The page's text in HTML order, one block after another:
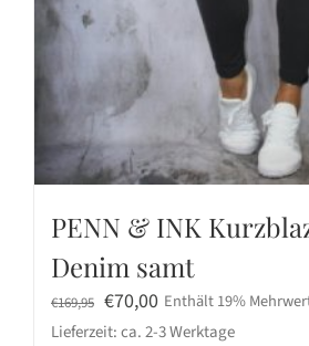
PENN & INK
Denim samt
€169,95 Ursprünglicher
Preis
€70,00Aktueller
Preis
Enthält 19%
Lieferzeit: ca. 2-3 Werktage